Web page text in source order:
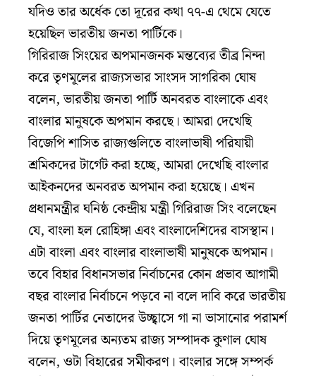
যদিও তার অর্ধেক তো দূরের কথা ৭৭-এ থেমে যেতে
হয়েছিল ভারতীয় জনতা পার্টিকে।
গিরিরাজ সিংয়ের অপমানজনক মন্তব্যের তীব্র নিন্দা
করে তৃণমূলের রাজ্যসভার সাংসদ সাগরিকা ঘোষ
বলেন, ভারতীয় জনতা পার্টি অনবরত বাংলাকে এবং
বাংলার মানুষকে অপমান করছে। আমরা দেখেছি
বিজেপি শাসিত রাজ্যগুলিতে বাংলাভাষী পরিযায়ী
শ্রমিকদের টার্গেট করা হচ্ছে, আমরা দেখেছি বাংলার
আইকনদের অনবরত অপমান করা হয়েছে। এখন
প্রধানমন্ত্রীর ঘনিষ্ঠ কেন্দ্রীয় মন্ত্রী গিরিরাজ সিং বলেছেন
যে, বাংলা হল রোহিঙ্গা এবং বাংলাদেশিদের বাসস্থান।
এটা বাংলা এবং বাংলার বাংলাভাষী মানুষকে অপমান।
তবে বিহার বিধানসভার নির্বাচনের কোন প্রভাব আগামী
বছর বাংলার নির্বাচনে পড়বে না বলে দাবি করে ভারতীয়
জনতা পার্টির নেতাদের উচ্ছ্বাসে গা না ভাসানোর পরামর্শ
দিয়ে তৃণমূলের অন্যতম রাজ্য সম্পাদক কুণাল ঘোষ
বলেন, ওটা বিহারের সমীকরণ। বাংলার সঙ্গে সম্পর্ক